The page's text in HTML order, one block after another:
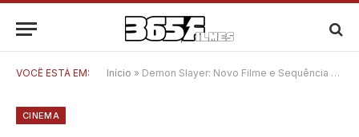
VOCÊ ESTÁ EM: Início » Demon Slayer: Novo Filme e Sequência Ficam de Fora das Novidades para 2026
CINEMA